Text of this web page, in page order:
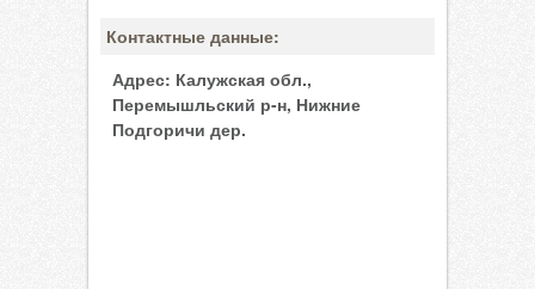
Контактные данные:
Адрес: Калужская обл.,
Перемышльский р-н, Нижние
Подгоричи дер.